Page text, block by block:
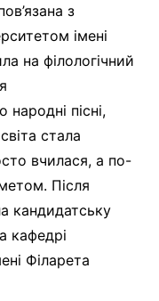
з
імені
на філологічний
пісні,
стала
вчилася, а по-
Після
кандидатську
кафедрі
Філарета